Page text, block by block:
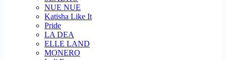
NUE NUE
Katisha Like It
Pride
LA DEA
ELLE LAND
MONERO